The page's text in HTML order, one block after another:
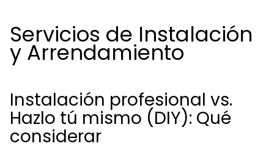
Servicios de Instalación
y Arrendamiento
Instalación profesional vs.
Hazlo tú mismo (DIY): Qué
considerar